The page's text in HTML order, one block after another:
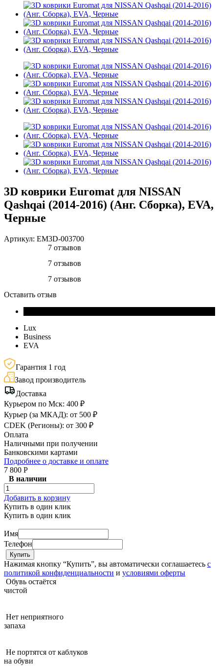
3D коврики Euromat для NISSAN
Qashqai (2014-2016) (Анг. Сборка), EVA,
Черные
Артикул: EM3D-003700
7 отзывов
7 отзывов
7 отзывов
Оставить отзыв
Lux
Business
EVA
Гарантия 1 год
Завод производитель
Доставка
Курьером по Мск: 400 ₽
Курьер (за МКАД): от 500 ₽
CDEK (Регионы): от 300 ₽
Оплата
Наличными при получении
Банковскими картами
Подробнее о доставке и оплате
7 800 Р
В наличии
Добавить в корзину
Купить в один клик
Купить в один клик
Имя
Телефон
Нажимая кнопку “Купить”, вы автоматически соглашаетесь с
политикой конфиденциальности и условиями оферты
Обувь остаётся
чистой
Нет неприятного
запаха
Не портятся от каблуков
на обуви